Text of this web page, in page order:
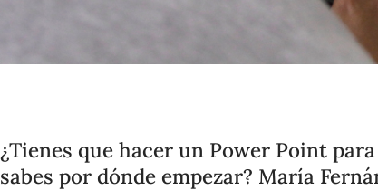
¿Tienes que hacer un Power Point
sabes por dónde empezar? María